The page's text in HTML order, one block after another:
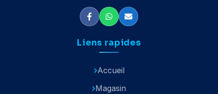
Liens rapides
Accueil
Magasin